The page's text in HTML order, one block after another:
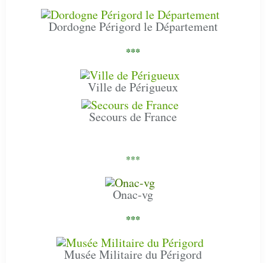
Dordogne Périgord le Département
***
Ville de Périgueux
Secours de France
***
Onac-vg
***
Musée Militaire du Périgord